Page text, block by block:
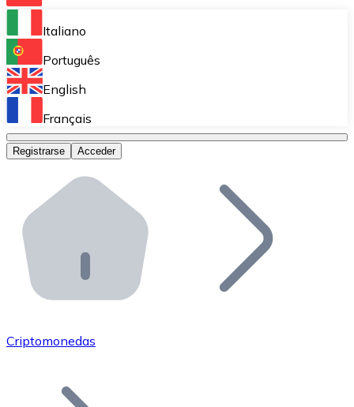
Bitnovo Ramp
Integra nuestra solución en tu plataforma.
Bitnovo Giftcards
Bitnovo OTC
Bitnovo ATM
Integra un ATM Bitnovo en tu negocio y permite que
Bitnovo API
Integra nuestra API en tu ecosistema.
Únete a nuestra red de distribuidores.
Añade tu proyecto a nuestro ecosistema.
Italiano
Português
English
Français
Registrarse Acceder
Criptomonedas